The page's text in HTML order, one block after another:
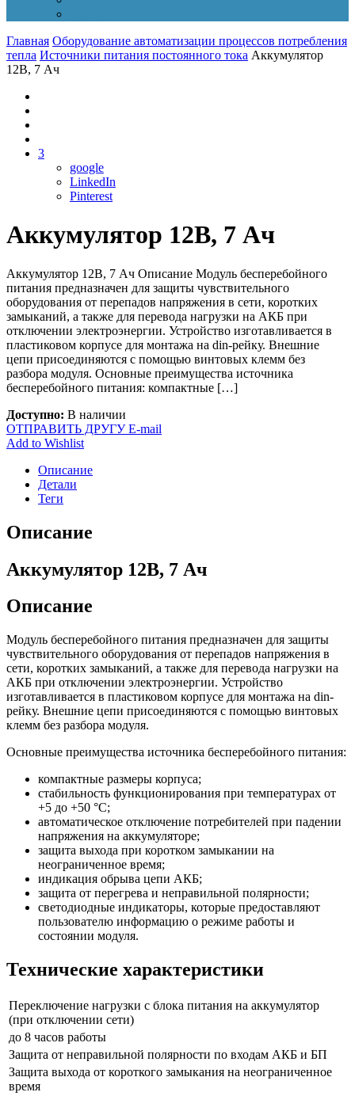
Главная Оборудование автоматизации процессов потребления
тепла Источники питания постоянного тока Аккумулятор
12В, 7 Ач
3
google
LinkedIn
Pinterest
Аккумулятор 12В, 7 Ач
Аккумулятор 12В, 7 Ач Описание Модуль бесперебойного
питания предназначен для защиты чувствительного
оборудования от перепадов напряжения в сети, коротких
замыканий, а также для перевода нагрузки на АКБ при
отключении электроэнергии. Устройство изготавливается в
пластиковом корпусе для монтажа на din-рейку. Внешние
цепи присоединяются с помощью винтовых клемм без
разбора модуля. Основные преимущества источника
бесперебойного питания: компактные […]
Доступно: В наличии
ОТПРАВИТЬ ДРУГУ E-mail
Add to Wishlist
Описание
Детали
Теги
Описание
Аккумулятор 12В, 7 Ач
Описание
Модуль бесперебойного питания предназначен для защиты
чувствительного оборудования от перепадов напряжения в
сети, коротких замыканий, а также для перевода нагрузки на
АКБ при отключении электроэнергии. Устройство
изготавливается в пластиковом корпусе для монтажа на din-
рейку. Внешние цепи присоединяются с помощью винтовых
клемм без разбора модуля.
Основные преимущества источника бесперебойного питания:
компактные размеры корпуса;
стабильность функционирования при температурах от
+5 до +50 °С;
автоматическое отключение потребителей при падении
напряжения на аккумуляторе;
защита выхода при коротком замыкании на
неограниченное время;
индикация обрыва цепи АКБ;
защита от перегрева и неправильной полярности;
светодиодные индикаторы, которые предоставляют
пользователю информацию о режиме работы и
состоянии модуля.
Технические характеристики
Переключение нагрузки с блока питания на аккумулятор
(при отключении сети)
до 8 часов работы
Защита от неправильной полярности по входам АКБ и БП
Защита выхода от короткого замыкания на неограниченное
время